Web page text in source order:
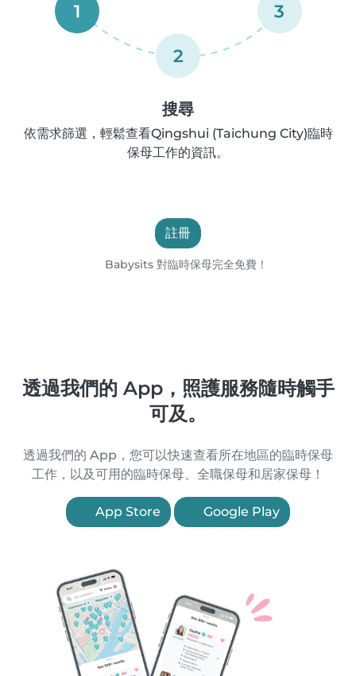
1
2
3
搜尋
依需求篩選，輕鬆查看Qingshui (Taichung City)臨時
保母工作的資訊。
註冊
Babysits 對臨時保母完全免費！
透過我們的 App，照護服務隨時觸手
可及。
透過我們的 App，您可以快速查看所在地區的臨時保母
工作，以及可用的臨時保母、全職保母和居家保母！
App Store Google Play